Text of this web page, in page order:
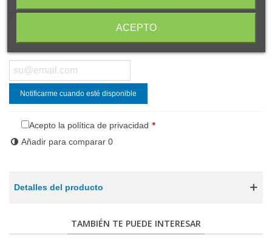
Fuera de stock
Código QR Compartir
Notificarme cuando esté disponible
Acepto la política de privacidad *
Añadir para comparar 0
Detalles del producto
TAMBIÉN TE PUEDE INTERESAR
ACEPTO